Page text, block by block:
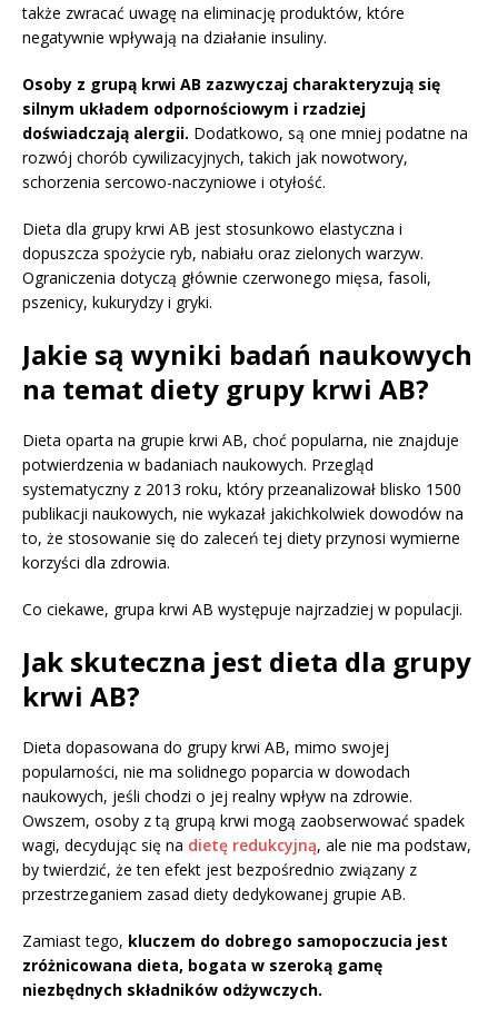
także zwracać uwagę na eliminację produktów, które
negatywnie wpływają na działanie insuliny.
Osoby z grupą krwi AB zazwyczaj charakteryzują się
silnym układem odpornościowym i rzadziej
doświadczają alergii. Dodatkowo, są one mniej podatne na
rozwój chorób cywilizacyjnych, takich jak nowotwory,
schorzenia sercowo-naczyniowe i otyłość.
Dieta dla grupy krwi AB jest stosunkowo elastyczna i
dopuszcza spożycie ryb, nabiału oraz zielonych warzyw.
Ograniczenia dotyczą głównie czerwonego mięsa, fasoli,
pszenicy, kukurydzy i gryki.
Jakie są wyniki badań naukowych
na temat diety grupy krwi AB?
Dieta oparta na grupie krwi AB, choć popularna, nie znajduje
potwierdzenia w badaniach naukowych. Przegląd
systematyczny z 2013 roku, który przeanalizował blisko 1500
publikacji naukowych, nie wykazał jakichkolwiek dowodów na
to, że stosowanie się do zaleceń tej diety przynosi wymierne
korzyści dla zdrowia.
Co ciekawe, grupa krwi AB występuje najrzadziej w populacji.
Jak skuteczna jest dieta dla grupy
krwi AB?
Dieta dopasowana do grupy krwi AB, mimo swojej
popularności, nie ma solidnego poparcia w dowodach
naukowych, jeśli chodzi o jej realny wpływ na zdrowie.
Owszem, osoby z tą grupą krwi mogą zaobserwować spadek
wagi, decydując się na dietę redukcyjną, ale nie ma podstaw,
by twierdzić, że ten efekt jest bezpośrednio związany z
przestrzeganiem zasad diety dedykowanej grupie AB.
Zamiast tego, kluczem do dobrego samopoczucia jest
zróżnicowana dieta, bogata w szeroką gamę
niezbędnych składników odżywczych.